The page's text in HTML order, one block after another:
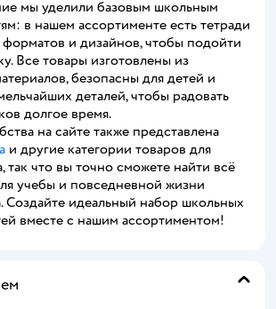
мы уделили базовым школьным
в нашем ассортименте есть тетради
и дизайнов, чтобы подойти
Все товары изготовлены из
безопасны для детей и
деталей, чтобы радовать
долгое время.
на сайте также представлена
и другие категории товаров для
так что вы точно сможете найти всё
учебы и повседневной жизни
Создайте идеальный набор школьных
вместе с нашим ассортиментом!